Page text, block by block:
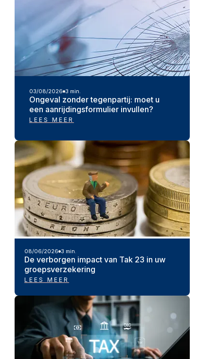
03/08/2026 3 min.
Ongeval zonder tegenpartij: moet u
een aanrijdingsformulier invullen?
LEES MEER
08/06/2026 3 min.
De verborgen impact van Tak 23 in uw
groepsverzekering
LEES MEER